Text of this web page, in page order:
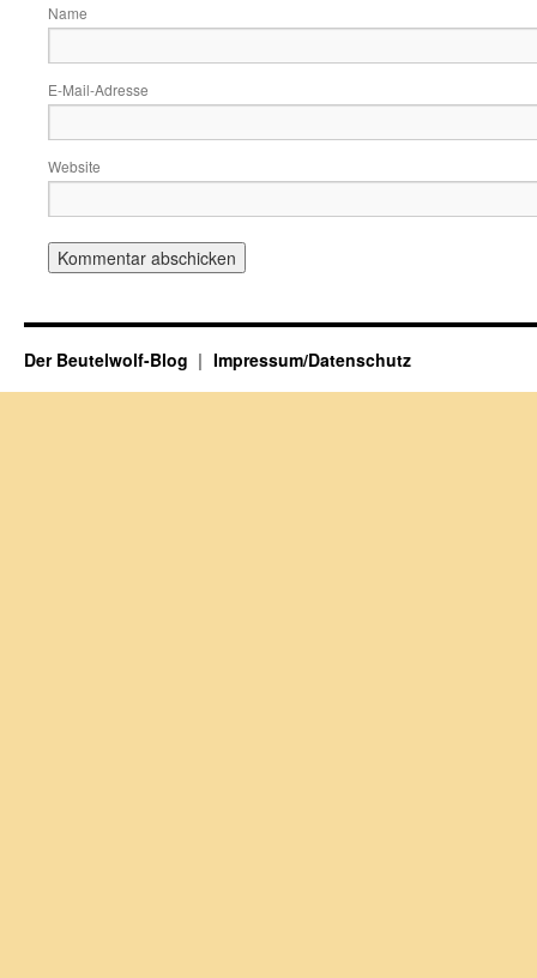
Name
E-Mail-Adresse
Website
Der Beutelwolf-Blog Impressum/Datenschutz